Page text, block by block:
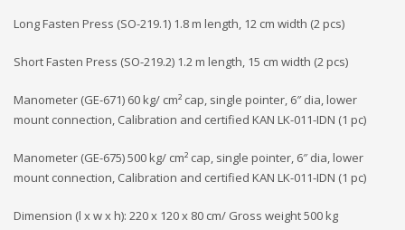
Long Fasten Press (SO-219.1) 1.8 m length, 12 cm width (2 pcs)
Short Fasten Press (SO-219.2) 1.2 m length, 15 cm width (2 pcs)
Manometer (GE-671) 60 kg/ cm² cap, single pointer, 6″ dia, lower
mount connection, Calibration and certified KAN LK-011-IDN (1 pc)
Manometer (GE-675) 500 kg/ cm² cap, single pointer, 6″ dia, lower
mount connection, Calibration and certified KAN LK-011-IDN (1 pc)
Dimension (l x w x h): 220 x 120 x 80 cm/ Gross weight 500 kg